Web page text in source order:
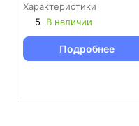
Характеристики
5
В наличии
Подробнее